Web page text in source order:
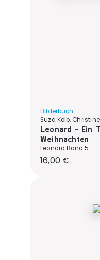
Bilderbuch
Suza Kolb,
Leonard - Ein
Weihnachten
Leonard Band 5
Regulärer
16,00 €